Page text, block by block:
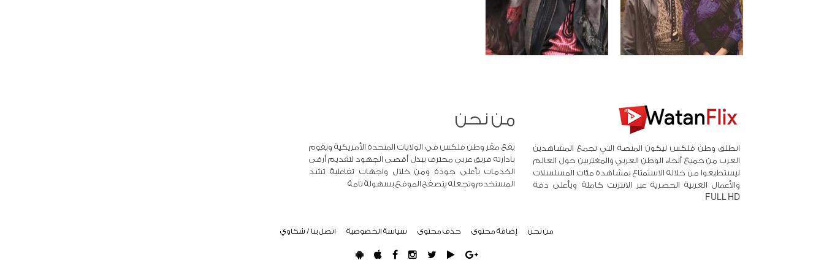
انطلق وطن فلكس ليكون المنصة التي تجمع المشاهدين
العرب من جميع أنحاء الوطن العربي والمغتربين حول العالم
ليستطيعوا من خلاله الاستمتاع بمشاهدة مئات المسلسلات
والأعمال العربية الحصرية عبر الانترنت كاملة وبأعلى دقة
FULL HD
من نحن
يقع مقر وطن فلكس في الولايات المتحدة الأمريكية ويقوم
بادارته فريق عربي محترف يبذل أقصى الجهود لتقديم أرقى
الخدمات بأعلى جودة ومن خلال واجهات تفاعلية تشد
المستخدم وتجعله يتصفح الموقع بسهولة تامة
من نحن إضافة محتوى حذف محتوى سياسة الخصوصية اتصل بنا / شكاوي